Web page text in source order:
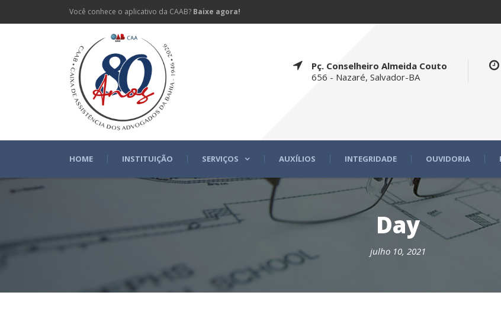
Você conhece o aplicativo da CAAB? Baixe agora!
Pç. Conselheiro Almeida Couto
656 - Nazaré, Salvador-BA
HOME INSTITUIÇÃO SERVIÇOS AUXÍLIOS INTEGRIDADE OUVIDORIA
Day
julho 10, 2021